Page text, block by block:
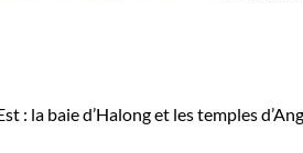
: la baie d’Halong et les temples